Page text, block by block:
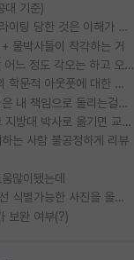
대 기준)
대학원생들 교수에게 가스라이팅 당한 것은 이해가 갑니다. 안타깝네요.
물박사들이 착각하는 거
석사입학예정생 분들! 제발 어느 정도 각오는 하고 오세요.
포스텍 억까에 대해 (동문의 학문적 아웃풋에 대한 반박)
왜 후배가 못하는걸 교수님은 내 책임으로 돌리는걸까요?
SSH 박사과정을 그만두고 지방대 박사로 옮기면 교수의 꿈은 끝일까요?
는 사람 불공정하게 리뷰
많이됐는데
정보보안 연구하는 입장에선 식별가능한 사진을 올리는건 비추이긴함
보완 여부(?)